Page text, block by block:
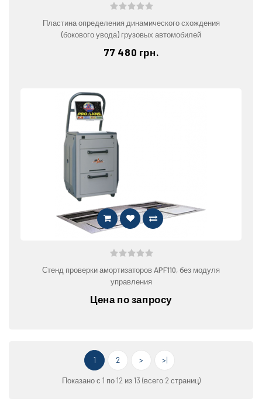
Пластина определения динамического схождения
(бокового увода) грузовых автомобилей
77 480 грн.
Стенд проверки амортизаторов APF110, без модуля
управления
Цена по запросу
1 2 > >|
Показано с 1 по 12 из 13 (всего 2 страниц)